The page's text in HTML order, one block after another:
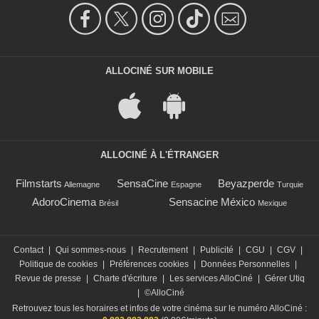
ALLOCINÉ SUR MOBILE
ALLOCINÉ À L'ÉTRANGER
Filmstarts Allemagne SensaCine Espagne Beyazperde Turquie
AdoroCinema Brésil Sensacine México Mexique
Contact Qui sommes-nous Recrutement Publicité CGU CGV
Politique de cookies
Préférences cookies Données Personnelles
Revue de presse
Charte d'écriture Les services AlloCiné
Gérer Utiq
©AlloCiné
Retrouvez tous les horaires et infos de votre cinéma sur le numéro AlloCiné :